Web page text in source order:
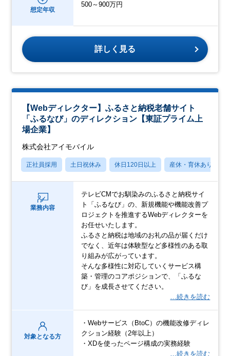
想定年収
500～900万円
詳しく見る
【Webディレクター】ふるさと納税老舗サイト
「ふるなび」のディレクション【東証プライム上
場企業】
株式会社アイモバイル
正社員採用 土日祝休み 休日120日以上 産休・育休あり
業務内容
テレビCMでお馴染みのふるさと納税サイ
ト「ふるなび」の、新規機能や機能改善プ
ロジェクトを推進するWebディレクターを
お任せいたします。
ふるさと納税は地域のお礼の品が届くだけ
でなく、近年は体験型など多様性のある取
り組みが広がっています。
そんな多様性に対応していくサービス構
築・管理のコアポジションで、「ふるな
び」を成長させてください。
…続きを読む
対象となる方
・Webサービス（BtoC）の機能改修ディレ
クション経験（2年以上）
・XDを使ったページ構成の実務経験
…続きを読む